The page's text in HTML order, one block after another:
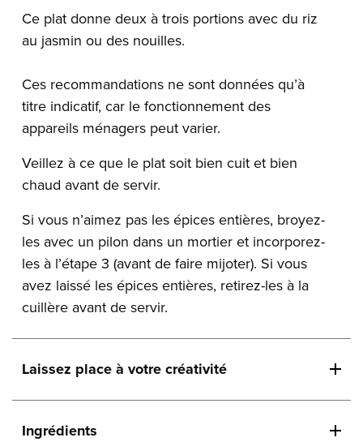
Ce plat donne deux à trois portions avec du riz
au jasmin ou des nouilles.
Ces recommandations ne sont données qu’à
titre indicatif, car le fonctionnement des
appareils ménagers peut varier.
Veillez à ce que le plat soit bien cuit et bien
chaud avant de servir.
Si vous n’aimez pas les épices entières, broyez-
les avec un pilon dans un mortier et incorporez-
les à l’étape 3 (avant de faire mijoter). Si vous
avez laissé les épices entières, retirez-les à la
cuillère avant de servir.
Laissez place à votre créativité
Ingrédients